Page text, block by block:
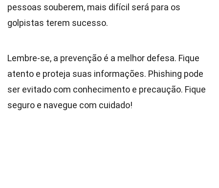
pessoas souberem, mais difícil será para os
golpistas terem sucesso.
Lembre-se, a prevenção é a melhor defesa. Fique
atento e proteja suas informações. Phishing pode
ser evitado com conhecimento e precaução. Fique
seguro e navegue com cuidado!